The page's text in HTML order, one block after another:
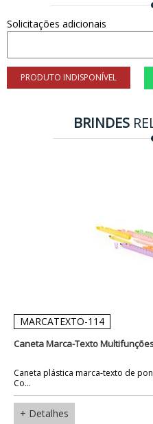
Solicitações adicionais
PRODUTO INDISPONÍVEL
BRINDES
MARCATEXTO-114
Caneta Marca-Texto
Caneta plástica marca-texto de
Co...
+ Detalhes